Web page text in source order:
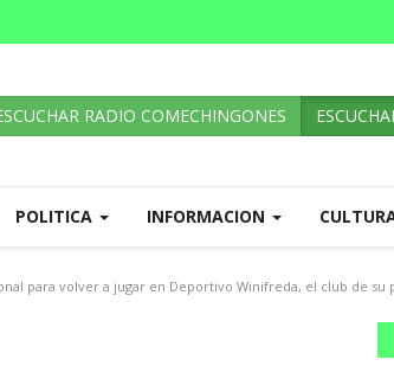
RADIO COMECHINGONES
POLITICA INFORMACION
para volver a jugar en Deportivo Winifreda, el club de su